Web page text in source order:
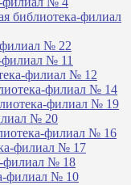
библиотека-филиал
филиал № 22
филиал № 11
филиал № 12
филиал № 14
филиал № 19
№ 20
филиал № 16
филиал № 17
филиал № 18
филиал № 10